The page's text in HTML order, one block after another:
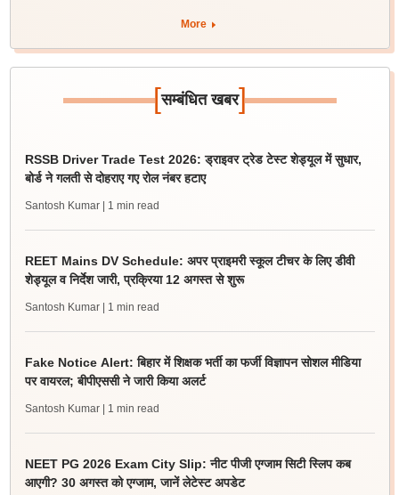
More
[सम्बंधित खबर]
RSSB Driver Trade Test 2026: ड्राइवर ट्रेड टेस्ट शेड्यूल में सुधार,
बोर्ड ने गलती से दोहराए गए रोल नंबर हटाए
Santosh Kumar | 1 min read
REET Mains DV Schedule: अपर प्राइमरी स्कूल टीचर के लिए डीवी
शेड्यूल व निर्देश जारी, प्रक्रिया 12 अगस्त से शुरू
Santosh Kumar | 1 min read
Fake Notice Alert: बिहार में शिक्षक भर्ती का फर्जी विज्ञापन सोशल मीडिया
पर वायरल; बीपीएससी ने जारी किया अलर्ट
Santosh Kumar | 1 min read
NEET PG 2026 Exam City Slip: नीट पीजी एग्जाम सिटी स्लिप कब
आएगी? 30 अगस्त को एग्जाम, जानें लेटेस्ट अपडेट